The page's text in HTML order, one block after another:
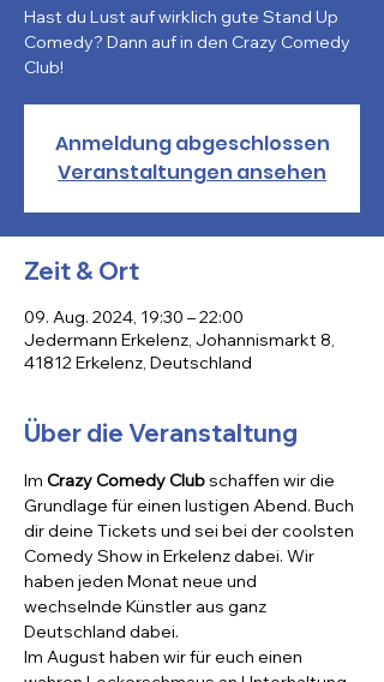
Hast du Lust auf wirklich gute Stand Up
Comedy? Dann auf in den Crazy Comedy
Club!
Anmeldung abgeschlossen
Veranstaltungen ansehen
Zeit & Ort
09. Aug. 2024, 19:30 – 22:00
Jedermann Erkelenz, Johannismarkt 8,
41812 Erkelenz, Deutschland
Über die Veranstaltung
Im Crazy Comedy Club schaffen wir die
Grundlage für einen lustigen Abend. Buch
dir deine Tickets und sei bei der coolsten
Comedy Show in Erkelenz dabei. Wir
haben jeden Monat neue und
wechselnde Künstler aus ganz
Deutschland dabei.
Im August haben wir für euch einen